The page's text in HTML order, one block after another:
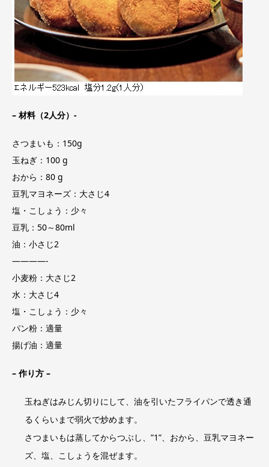
– 材料（2人分）-
さつまいも：150g
玉ねぎ：100 g
おから：80 g
豆乳マヨネーズ：大さじ4
塩・こしょう：少々
豆乳：50～80ml
油：小さじ2
————-
小麦粉：大さじ2
水：大さじ4
塩・こしょう：少々
パン粉：適量
揚げ油：適量
– 作り方 –
玉ねぎはみじん切りにして、油を引いたフライパンで透き通
るくらいまで弱火で炒めます。
さつまいもは蒸してからつぶし、”1”、おから、豆乳マヨネー
ズ、塩、こしょうを混ぜます。